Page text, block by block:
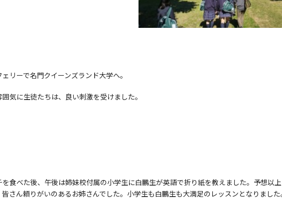
リーで名門クイーンズランド大学へ。
気に生徒たちは、良い刺激を受けました。
食べた後、午後は姉妹校付属の小学生に白鵬生が英語で折り紙を教えました。予想以
さん頼りがいのあるお姉さんでした。小学生も白鵬生も大満足のレッスンとなりました